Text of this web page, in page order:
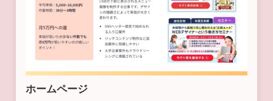
ホームページ